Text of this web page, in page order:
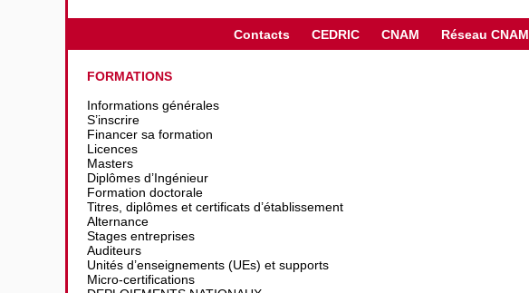
Contacts CEDRIC CNAM Réseau CNAM
FORMATIONS
Informations générales
S’inscrire
Financer sa formation
Licences
Masters
Diplômes d’Ingénieur
Formation doctorale
Titres, diplômes et certificats d’établissement
Alternance
Stages entreprises
Auditeurs
Unités d’enseignements (UEs) et supports
Micro-certifications